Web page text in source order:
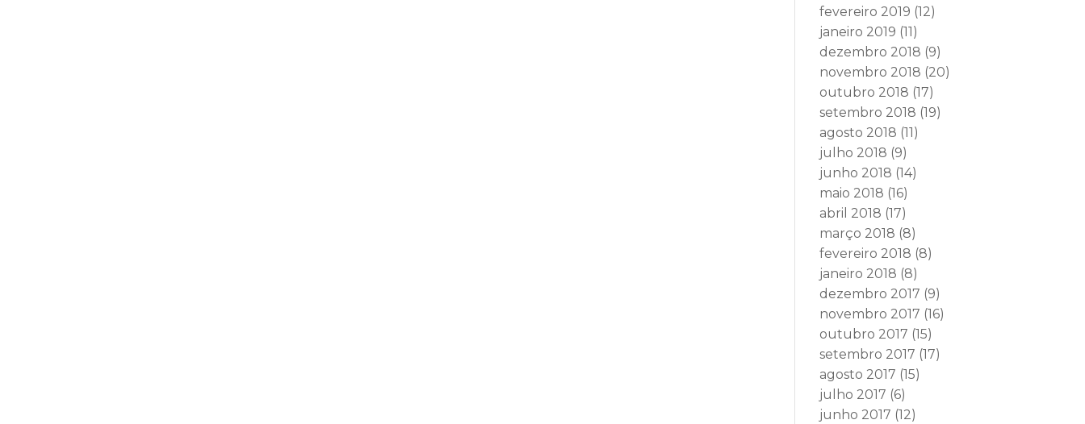
fevereiro 2019 (12)
janeiro 2019 (11)
dezembro 2018 (9)
novembro 2018 (20)
outubro 2018 (17)
setembro 2018 (19)
agosto 2018 (11)
julho 2018 (9)
junho 2018 (14)
maio 2018 (16)
abril 2018 (17)
março 2018 (8)
fevereiro 2018 (8)
janeiro 2018 (8)
dezembro 2017 (9)
novembro 2017 (16)
outubro 2017 (15)
setembro 2017 (17)
agosto 2017 (15)
julho 2017 (6)
junho 2017 (12)